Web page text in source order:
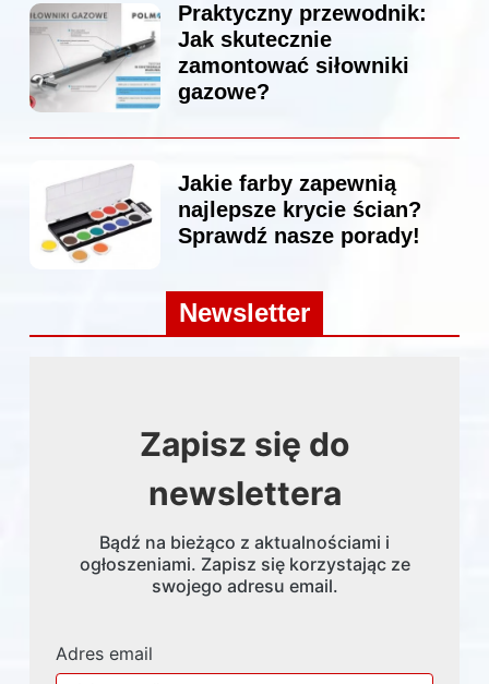
Praktyczny przewodnik:
Jak skutecznie
zamontować siłowniki
gazowe?
Jakie farby zapewnią
najlepsze krycie ścian?
Sprawdź nasze porady!
Newsletter
Zapisz się do
newslettera
Bądź na bieżąco z aktualnościami i
ogłoszeniami. Zapisz się korzystając ze
swojego adresu email.
Adres email